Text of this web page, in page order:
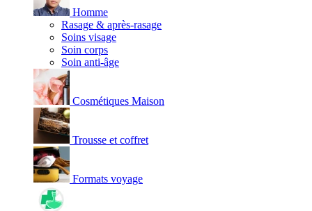
Homme
Rasage & après-rasage
Soins visage
Soin corps
Soin anti-âge
Cosmétiques Maison
Trousse et coffret
Formats voyage